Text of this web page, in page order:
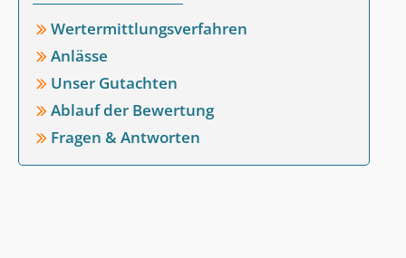
Wertermittlungsverfahren
Anlässe
Unser Gutachten
Ablauf der Bewertung
Fragen & Antworten